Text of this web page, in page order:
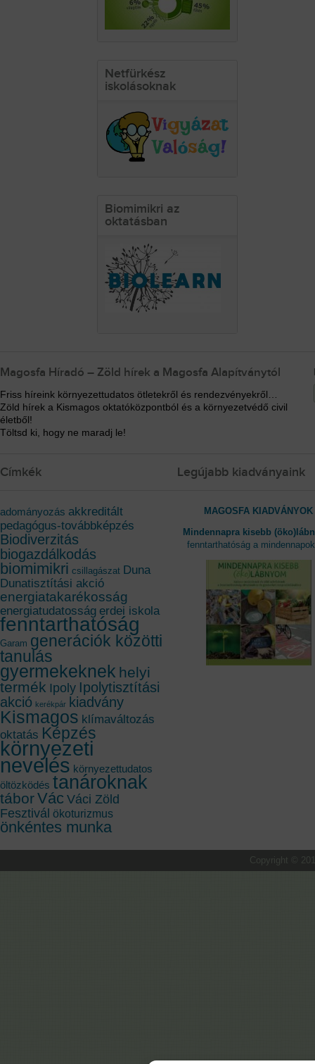
Netfürkész
iskolásoknak
Biomimikri az
oktatásban
Magosfa Híradó – Zöld hírek a Magosfa Alapítványtól
Friss híreink környezettudatos ötletekről és rendezvényekről…
Zöld hírek a Kismagos oktatóközpontból és a környezetvédő civil
életből!
Töltsd ki, hogy ne maradj le!
Címkék
adományozás akkreditált
pedagógus-továbbképzés
Biodiverzitás
biogazdálkodás
biomimikri csillagászat Duna
Dunatisztítási akció
energiatakarékosság
energiatudatosság erdei iskola
fenntarthatóság
Garam generációk közötti
tanulás
gyermekeknek helyi
termék Ipoly Ipolytisztítási
akció kerékpár kiadvány
Kismagos klímaváltozás
oktatás Képzés
környezeti
nevelés környezettudatos
öltözködés tanároknak
táborVác Váci Zöld
Fesztivál ökoturizmus
önkéntes munka
Legújabb kiadványaink
MAGOSFA KIADVÁNYOK
Mindennapra kisebb
fenntarthatóság a
Copyright ©